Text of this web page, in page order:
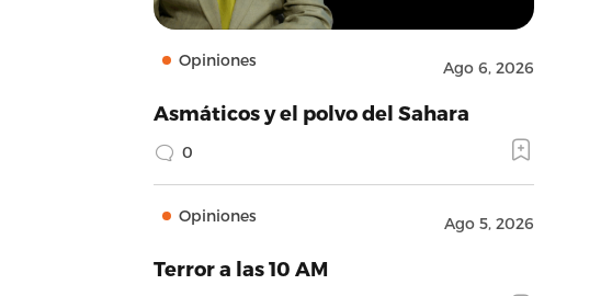
Opiniones Ago 6, 2026
Asmáticos y el polvo del Sahara
0
Opiniones Ago 5, 2026
Terror a las 10 AM